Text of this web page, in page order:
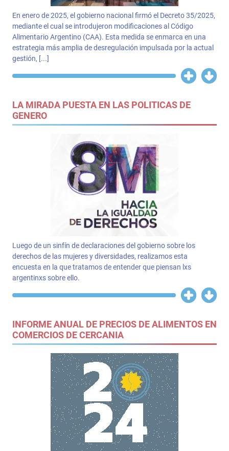
En enero de 2025, el gobierno nacional firmó el Decreto 35/2025,
mediante el cual se introdujeron modificaciones al Código
Alimentario Argentino (CAA). Esta medida se enmarca en una
estrategia más amplia de desregulación impulsada por la actual
gestión, [...]
LA MIRADA PUESTA EN LAS POLITICAS DE
GENERO
Luego de un sinfín de declaraciones del gobierno sobre los
derechos de las mujeres y diversidades, realizamos esta
encuesta en la que tratamos de entender que piensan lxs
argentinxs sobre ello.
INFORME ANUAL DE PRECIOS DE ALIMENTOS EN
COMERCIOS DE CERCANIA